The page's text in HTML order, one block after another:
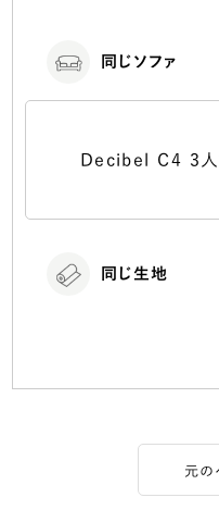
同じソファ
Decibel C4 3人
同じ生地
元の